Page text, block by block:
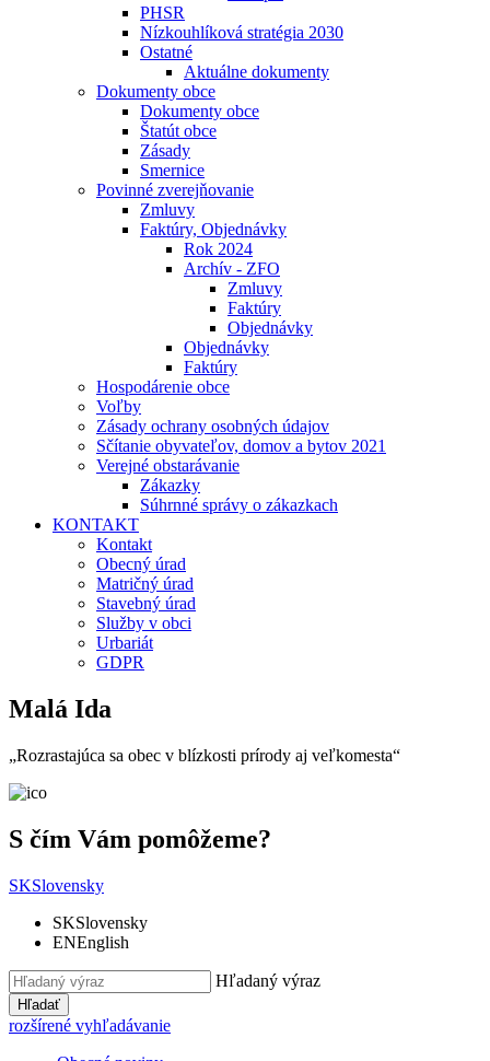
PHSR
Nízkouhlíková stratégia 2030
Ostatné
Aktuálne dokumenty
Dokumenty obce
Dokumenty obce
Štatút obce
Zásady
Smernice
Povinné zverejňovanie
Zmluvy
Faktúry, Objednávky
Rok 2024
Archív - ZFO
Zmluvy
Faktúry
Objednávky
Objednávky
Faktúry
Hospodárenie obce
Voľby
Zásady ochrany osobných údajov
Sčítanie obyvateľov, domov a bytov 2021
Verejné obstarávanie
Zákazky
Súhrnné správy o zákazkach
KONTAKT
Kontakt
Obecný úrad
Matričný úrad
Stavebný úrad
Služby v obci
Urbariát
GDPR
Malá Ida
„Rozrastajúca sa obec v blízkosti prírody aj veľkomesta“
S čím Vám pomôžeme?
SKSlovensky
SKSlovensky
ENEnglish
Hľadaný výraz
Hľadať
rozšírené vyhľadávanie